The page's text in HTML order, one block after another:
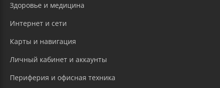
Здоровье и медицина
Интернет и сети
Карты и навигация
Личный кабинет и аккаунты
Периферия и офисная техника